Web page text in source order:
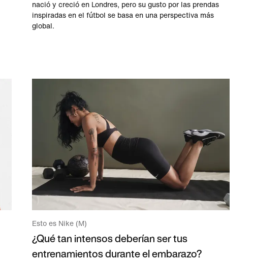
nació y creció en Londres, pero su gusto por las prendas
inspiradas en el fútbol se basa en una perspectiva más
global.
Esto es Nike (M)
¿Qué tan intensos deberían ser tus
entrenamientos durante el embarazo?